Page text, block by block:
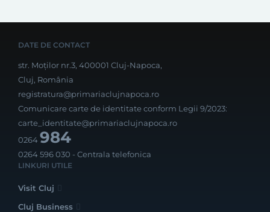
DATE DE CONTACT
str. Moților nr.3, 400001 Cluj-Napoca,
Cluj, România
registratura@primariaclujnapoca.ro
Comunicare carte de identitate conform Legii 9/2023:
carte_identitate@primariaclujnapoca.ro
0264984
0264 596 030 - Centrala telefonica
LINKURI UTILE
Visit Cluj
Cluj Business